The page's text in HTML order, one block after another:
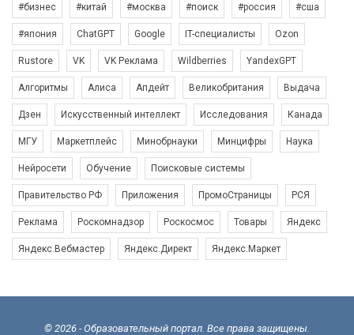
#бизнес #китай #москва #поиск #россия #сша
#япония ChatGPT Google IT-специалисты Ozon
Rustore VK VK Реклама Wildberries YandexGPT
Алгоритмы Алиса Апдейт Великобритания Выдача
Дзен Искусственный интеллект Исследования Канада
МГУ Маркетплейс Минобрнауки Минцифры Наука
Нейросети Обучение Поисковые системы
Правительство РФ Приложения ПромоСтраницы РСЯ
Реклама Роскомнадзор Роскосмос Товары Яндекс
Яндекс.Вебмастер Яндекс.Директ Яндекс.Маркет
© 2026 - Образовательный портал. Все права защищены.